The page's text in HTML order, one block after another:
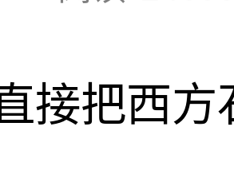
接把西方